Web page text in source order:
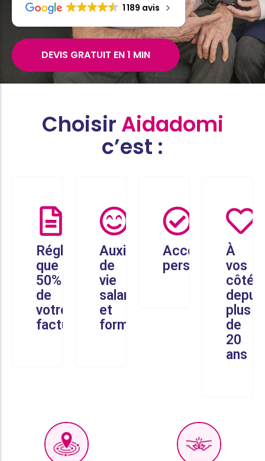
1 189 avis
DEVIS GRATUIT EN 1 MIN
Choisir Aidadomi
c’est :
Réglez
que
50%
de
votre
facture
Auxiliaires
de
vie
salariés
et
formés
personnalisé
À
vos
côtés
plus
de
20
ans